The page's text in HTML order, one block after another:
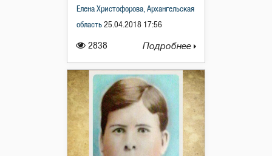
2838
Елена Христофорова, Архангельская
область 25.04.2018 17:56
Подробнее